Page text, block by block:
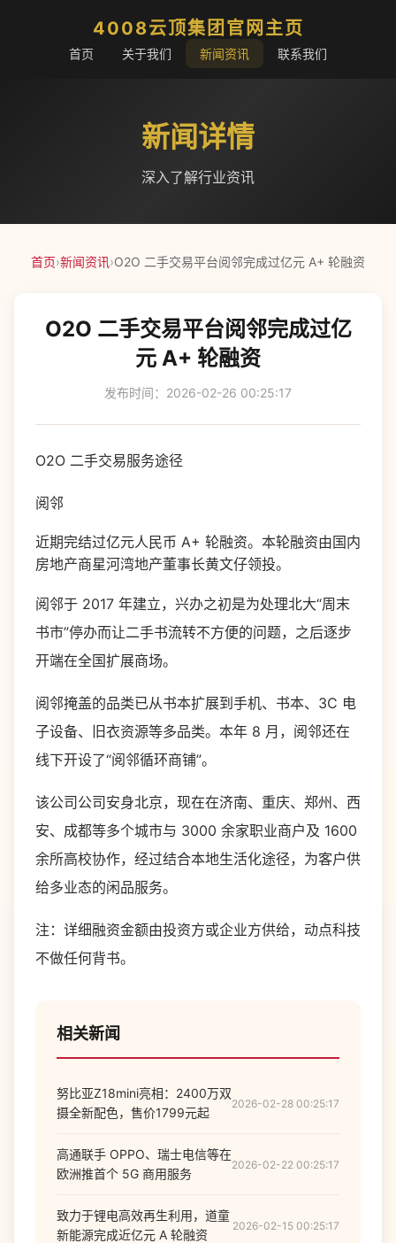
4008云顶集团官网主页
首页 关于我们 新闻资讯 联系我们
新闻详情
深入了解行业资讯
首页›新闻资讯›O2O 二手交易平台阅邻完成过亿元 A+ 轮融资
O2O 二手交易平台阅邻完成过亿
元 A+ 轮融资
发布时间：2026-02-26 00:25:17
O2O 二手交易服务途径
阅邻
近期完结过亿元人民币 A+ 轮融资。本轮融资由国内
房地产商星河湾地产董事长黄文仔领投。
阅邻于 2017 年建立，兴办之初是为处理北大“周末
书市”停办而让二手书流转不方便的问题，之后逐步
开端在全国扩展商场。
阅邻掩盖的品类已从书本扩展到手机、书本、3C 电
子设备、旧衣资源等多品类。本年 8 月，阅邻还在
线下开设了“阅邻循环商铺”。
该公司公司安身北京，现在在济南、重庆、郑州、西
安、成都等多个城市与 3000 余家职业商户及 1600
余所高校协作，经过结合本地生活化途径，为客户供
给多业态的闲品服务。
注：详细融资金额由投资方或企业方供给，动点科技
不做任何背书。
相关新闻
努比亚Z18mini亮相：2400万双
摄全新配色，售价1799元起
2026-02-28 00:25:17
高通联手 OPPO、瑞士电信等在
欧洲推首个 5G 商用服务
2026-02-22 00:25:17
致力于锂电高效再生利用，道童
新能源完成近亿元 A 轮融资
2026-02-15 00:25:17